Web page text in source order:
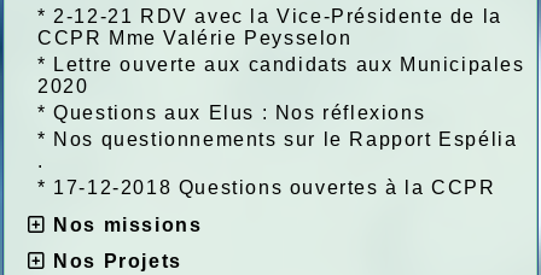
* 2-12-21 RDV avec la Vice-Présidente de la
CCPR Mme Valérie Peysselon
* Lettre ouverte aux candidats aux Municipales
2020
*Questions aux Elus : Nos réflexions
* Nos questionnements sur le Rapport Espélia
.
* 17-12-2018 Questions ouvertes à la CCPR
Nos missions
Nos Projets